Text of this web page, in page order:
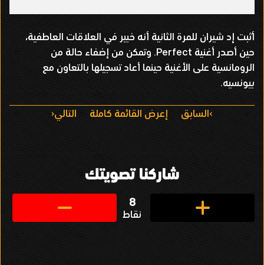
أثبت إد شيران للمرة الثانية أنه خبير في العلاقات العاطفية،
حين أصدر أغنية Perfect. وتمكن من إضفاء حالة من
الرومانسية على الأغنية حينما أعاد تسجيلها بالتعاون مع
بيونسيه.
السابق إعرض القائمة كاملة التالي
شاركنا تصويتك
8
نقاط